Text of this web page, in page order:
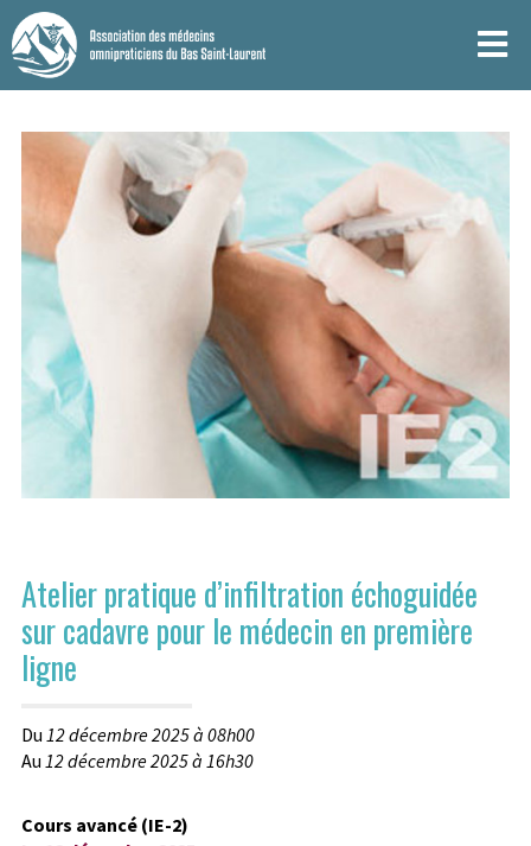
Atelier pratique d’infiltration échoguidée
sur cadavre pour le médecin en première
ligne
Du 12 décembre 2025 à 08h00
Au 12 décembre 2025 à 16h30
Cours avancé (IE-2)